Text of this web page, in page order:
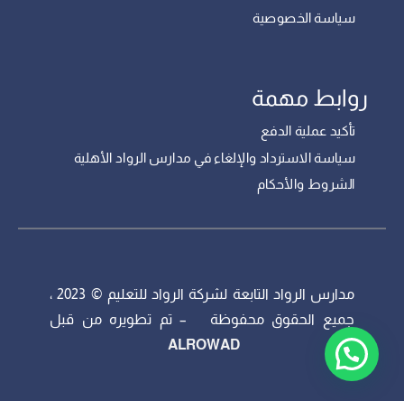
سياسة الخصوصية
روابط مهمة
تأكيد عملية الدفع
سياسة الاسترداد والإلغاء في مدارس الرواد الأهلية
الشروط والأحكام
مدارس الرواد التابعة لشركة الرواد للتعليم © 2023 ،
جميع الحقوق محفوظة – تم تطويره من قبل
ALROWAD